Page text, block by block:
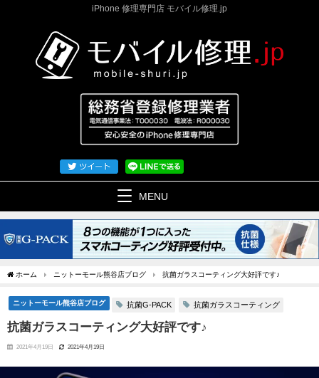
iPhone 修理専門店 モバイル修理.jp
MENU
ホーム ニットーモール熊谷店ブログ 抗菌ガラスコーティング大好評です♪
ニットーモール熊谷店ブログ 抗菌G-PACK 抗菌ガラスコーティング
抗菌ガラスコーティング大好評です♪
2021年4月19日 2021年4月19日